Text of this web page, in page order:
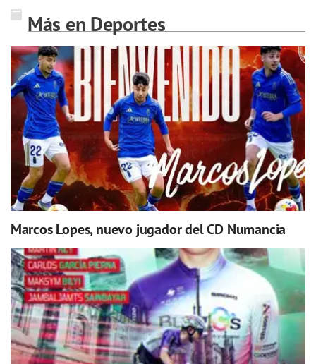
Más en Deportes
Marcos Lopes, nuevo jugador del CD Numancia